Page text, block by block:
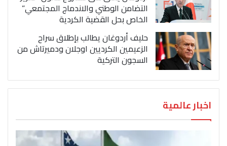
التضامن الوطني والاندماج المجتمعي”
الخاص بحل القضية الكردية
حليف أردوغان يطالب بإطلاق سراح
الزعيمين الكرديين اوجلان ودميرتاش من
السجون التركية
اخبار عالمية